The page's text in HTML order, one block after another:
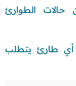
حالات الطوارئ
أي طارئ يتطلب